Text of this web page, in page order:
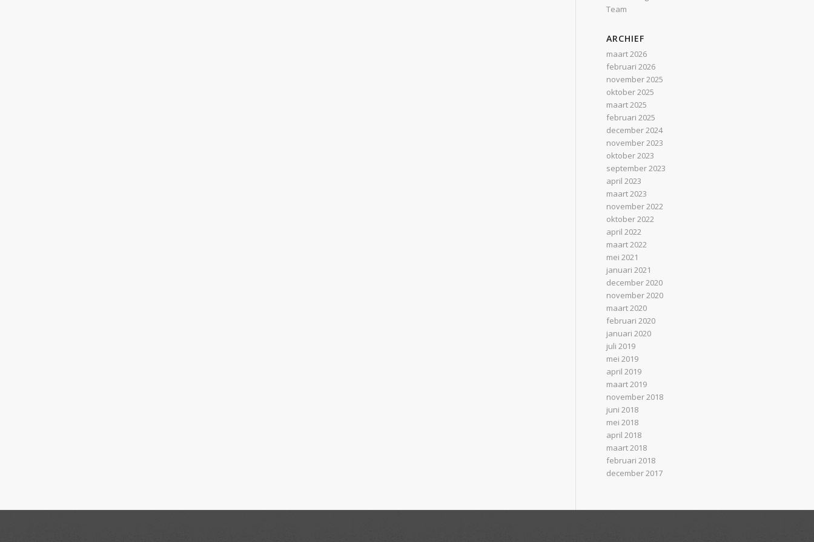
Team
ARCHIEF
maart 2026
februari 2026
november 2025
oktober 2025
maart 2025
februari 2025
december 2024
november 2023
oktober 2023
september 2023
april 2023
maart 2023
november 2022
oktober 2022
april 2022
maart 2022
mei 2021
januari 2021
december 2020
november 2020
maart 2020
februari 2020
januari 2020
juli 2019
mei 2019
april 2019
maart 2019
november 2018
juni 2018
mei 2018
april 2018
maart 2018
februari 2018
december 2017